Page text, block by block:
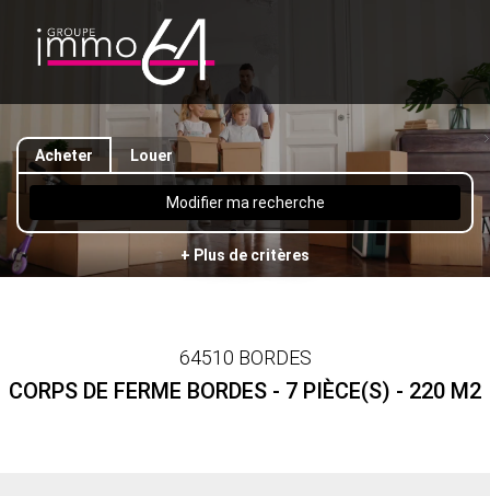
Acheter Louer
Modifier ma recherche
+ Plus de critères
64510 BORDES
CORPS DE FERME BORDES - 7 PIÈCE(S) - 220 M2